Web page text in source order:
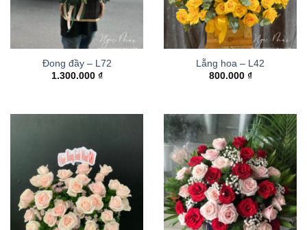
Đong đầy – L72
1.300.000 ₫
Lẵng hoa – L42
800.000 ₫